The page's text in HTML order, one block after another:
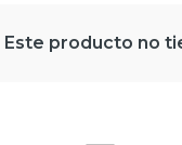
Este producto no